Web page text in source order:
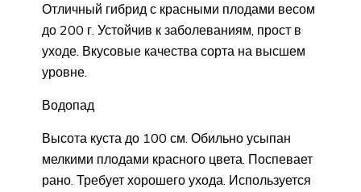
Отличный гибрид с красными плодами весом
до 200 г. Устойчив к заболеваниям, прост в
уходе. Вкусовые качества сорта на высшем
уровне.
Водопад
Высота куста до 100 см. Обильно усыпан
мелкими плодами красного цвета. Поспевает
рано. Требует хорошего ухода. Используется